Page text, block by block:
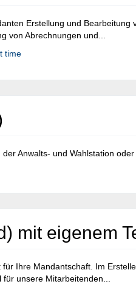
Erstellung und Bearbeitung
von Abrechnungen und...
time
Anwalts- und Wahlstation
mit eigenem
Ihre Mandantschaft. Im
unsere Mitarbeitenden...